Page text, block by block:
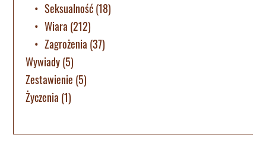
Seksualność(18)
Wiara (212)
Zagrożenia (37)
Wywiady(5)
Zestawienie (5)
Życzenia (1)